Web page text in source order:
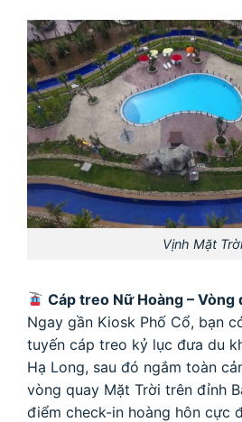
Vịnh Mặt Trời
Cáp treo Nữ Hoàng – Vòng
Ngay gần Kiosk Phố Cổ, bạn
tuyến cáp treo kỷ lục đưa du
Hạ Long, sau đó ngắm toàn
vòng quay Mặt Trời trên đỉnh
điểm check-in hoàng hôn cực